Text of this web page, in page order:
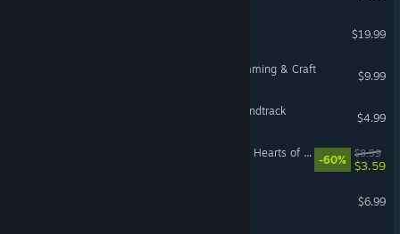
$19.99
Craftomation 101: Programming & Craft
$9.99
Rebel Inc: Escalation - Soundtrack
$4.99
The Witcher 3: Wild Hunt - Hearts of Stone Soundtrack
-60%
$8.99
$3.59
$6.99